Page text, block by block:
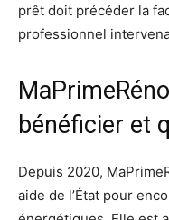
prêt doit précéder la
professionnel
bénéficier et
Depuis 2020,
aide de l’État pour